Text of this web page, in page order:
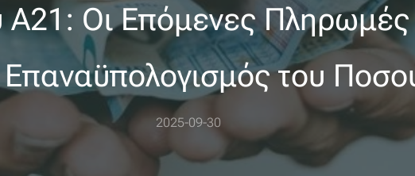
Α21: Οι Επόμενες
Επαναϋπολογισμός του
2025-09-30